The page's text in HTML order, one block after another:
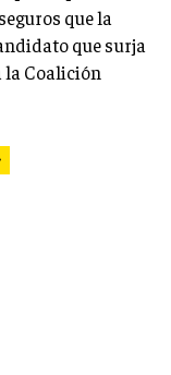
que la
que surja
la Coalición